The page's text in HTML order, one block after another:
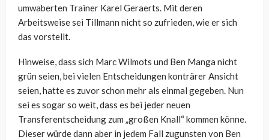
umwaberten Trainer Karel Geraerts. Mit deren
Arbeitsweise sei Tillmann nicht so zufrieden, wie er sich
das vorstellt.
Hinweise, dass sich Marc Wilmots und Ben Manga nicht
grün seien, bei vielen Entscheidungen konträrer Ansicht
seien, hatte es zuvor schon mehr als einmal gegeben. Nun
sei es sogar so weit, dass es bei jeder neuen
Transferentscheidung zum „großen Knall“ kommen könne.
Dieser würde dann aber in jedem Fall zugunsten von Ben